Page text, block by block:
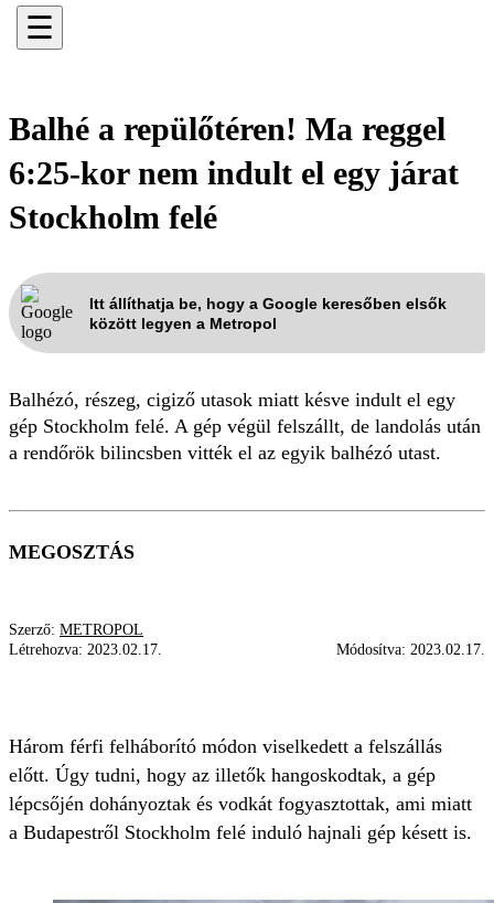
☰
Balhé a repülőtéren! Ma reggel
6:25-kor nem indult el egy járat
Stockholm felé
Itt állíthatja be, hogy a Google keresőben elsők
között legyen a Metropol
Balhézó, részeg, cigiző utasok miatt késve indult el egy
gép Stockholm felé. A gép végül felszállt, de landolás után
a rendőrök bilincsben vitték el az egyik balhézó utast.
MEGOSZTÁS
Szerző: METROPOL
Létrehozva: 2023.02.17. Módosítva: 2023.02.17.
Három férfi felháborító módon viselkedett a felszállás
előtt. Úgy tudni, hogy az illetők hangoskodtak, a gép
lépcsőjén dohányoztak és vodkát fogyasztottak, ami miatt
a Budapestről Stockholm felé induló hajnali gép késett is.